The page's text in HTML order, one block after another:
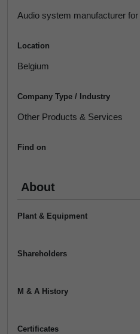
Audio system manufacturer
Location
Belgium
Company Type / Industry
Other Products & Services
Find on
About
Plant & Equipment
Shareholders
M & A History
Certificates